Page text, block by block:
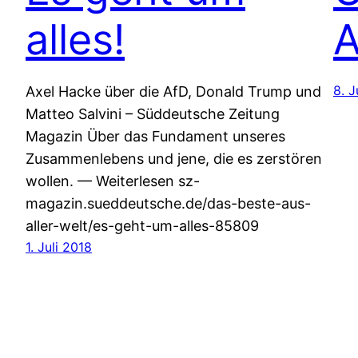
alles!
Axel Hacke über die AfD, Donald Trump und
Matteo Salvini – Süddeutsche Zeitung
Magazin Über das Fundament unseres
Zusammenlebens und jene, die es zerstören
wollen. — Weiterlesen sz-
magazin.sueddeutsche.de/das-beste-aus-
aller-welt/es-geht-um-alles-85809
1. Juli 2018
8.